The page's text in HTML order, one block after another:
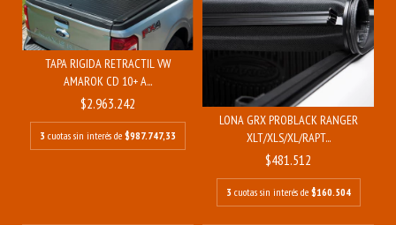
TAPA RIGIDA RETRACTIL VW
AMAROK CD 10+ A...
$2.963.242
3 cuotas sin interés de $987.747,33
LONA GRX PROBLACK RANGER
XLT/XLS/XL/RAPT...
$481.512
3 cuotas sin interés de $160.504